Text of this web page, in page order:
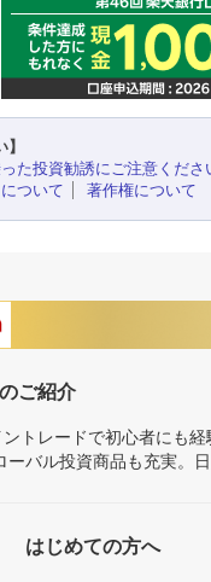
った投資勧誘にご注意くださ
ついて
著作権について
ご紹介
トレードで初心者にも
バル投資商品も充実。
はじめての方へ